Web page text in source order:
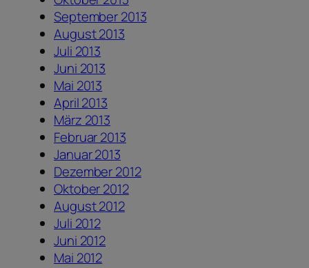
September 2013
August 2013
Juli 2013
Juni 2013
Mai 2013
April 2013
März 2013
Februar 2013
Januar 2013
Dezember 2012
Oktober 2012
August 2012
Juli 2012
Juni 2012
Mai 2012